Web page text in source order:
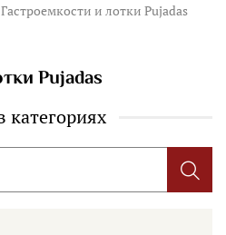
Гастроемкости и лотки Pujadas
Pujadas
категориях